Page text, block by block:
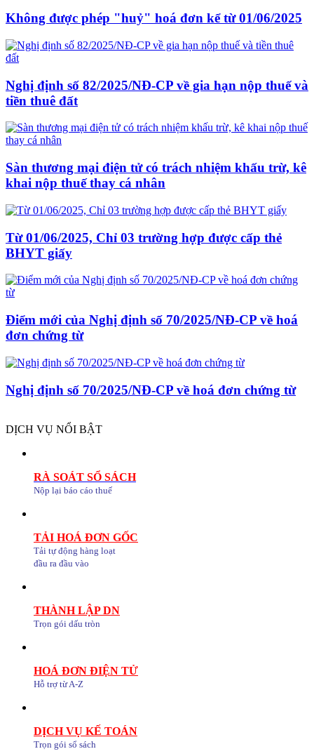
Không được phép "huỷ" hoá đơn kể từ 01/06/2025
Nghị định số 82/2025/NĐ-CP về gia hạn nộp thuế và
tiền thuê đất
Sàn thương mại điện tử có trách nhiệm khấu trừ, kê
khai nộp thuế thay cá nhân
Từ 01/06/2025, Chỉ 03 trường hợp được cấp thẻ
BHYT giấy
Điểm mới của Nghị định số 70/2025/NĐ-CP về hoá
đơn chứng từ
Nghị định số 70/2025/NĐ-CP về hoá đơn chứng từ
DỊCH VỤ NỔI BẬT
RÀ SOÁT SỔ SÁCH
Nộp lại báo cáo thuế
TẢI HOÁ ĐƠN GỐC
Tải tự động hàng loạt
đầu ra đầu vào
THÀNH LẬP DN
Trọn gói dấu tròn
HOÁ ĐƠN ĐIỆN TỬ
Hỗ trợ từ A-Z
DỊCH VỤ KẾ TOÁN
Trọn gói sổ sách